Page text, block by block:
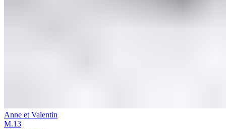
Anne et Valentin
M.13